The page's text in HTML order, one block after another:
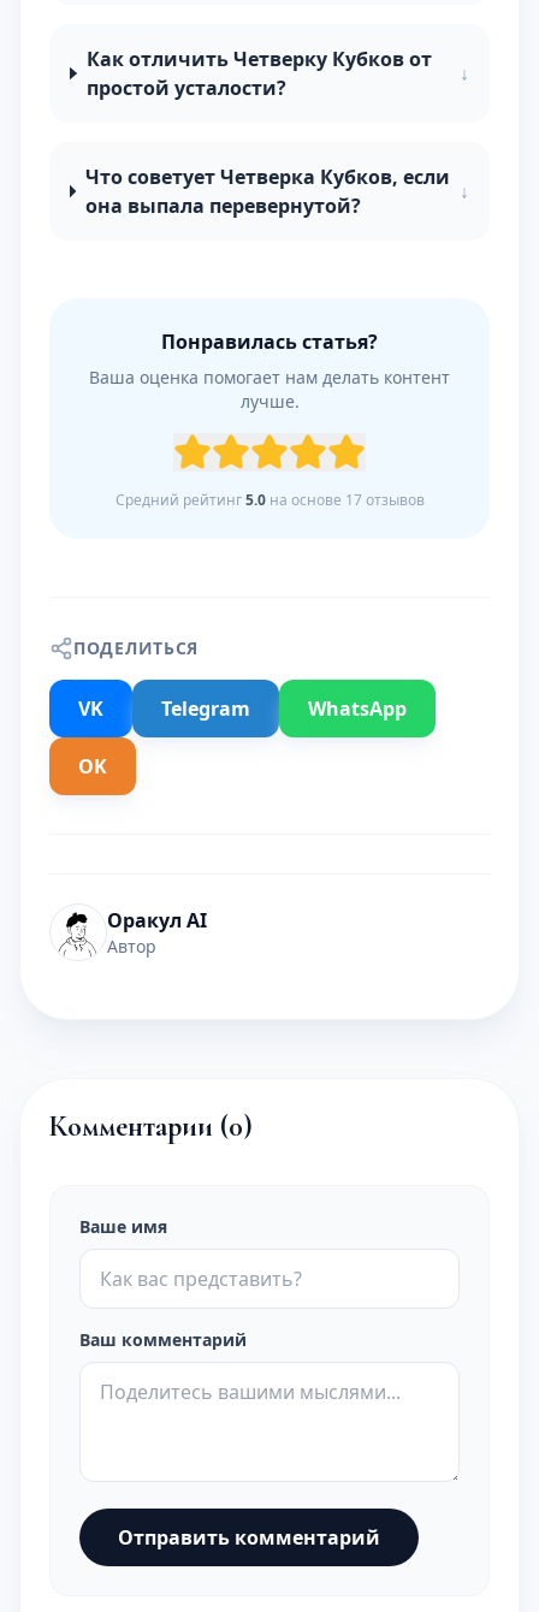
Как отличить Четверку Кубков от
простой усталости?
↓
Что советует Четверка Кубков, если
она выпала перевернутой?
↓
Понравилась статья?
Ваша оценка помогает нам делать контент
лучше.
Средний рейтинг5.0на основе 17отзывов
ПОДЕЛИТЬСЯ
VK Telegram WhatsApp
OK
Оракул AI
Автор
Комментарии (0)
Ваше имя
Ваш комментарий
Отправить комментарий